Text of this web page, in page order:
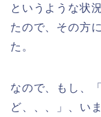
というような状
たので、その方
た。
なので、もし、
ど、、、」、い